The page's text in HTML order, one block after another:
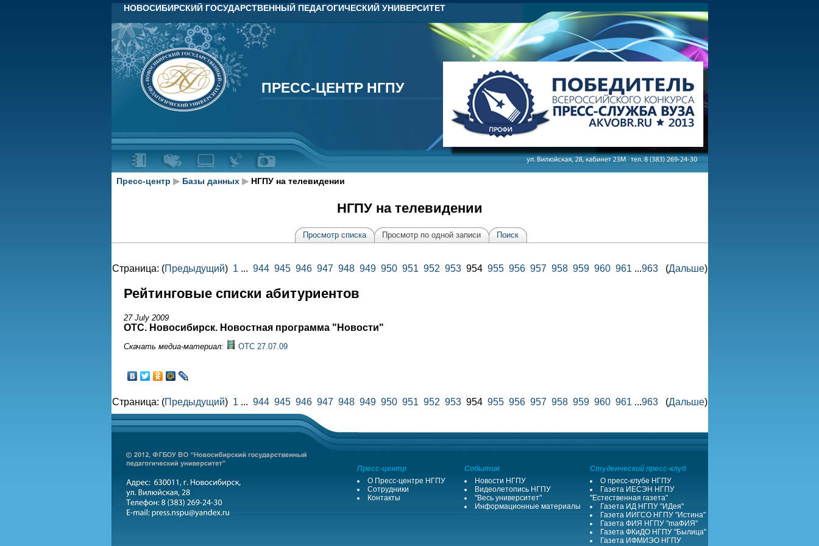
НОВОСИБИРСКИЙ ГОСУДАРСТВЕННЫЙ ПЕДАГОГИЧЕСКИЙ УНИВЕРСИТЕТ
ПРЕСС-ЦЕНТР НГПУ
ПРЕСС-ЦЕНТР НГПУ
Пресс-центр ▶ Базы данных ▶НГПУ на телевидении
НГПУ на телевидении
Просмотр списка Просмотр по одной записи Поиск
Страница: (Предыдущий) 1... 944 945 946 947 948 949 950 951 952 953954 955 956 957 958 959 960 961...963(Дальше)
Рейтинговые списки абитуриентов
27 July 2009
ОТС. Новосибирск. Новостная программа "Новости"
Скачать медиа-материал: ОТС 27.07.09
Страница: (Предыдущий) 1 ... 944 945 946 947 948 949 950 951 952 953954 955 956 957 958 959 960 961 ...963(Дальше)
Пресс-центр События
Студенческий пресс-клуб
О Пресс-центре НГПУ
Сотрудники
Контакты
Новости НГПУ
Видеолетопись НГПУ
"Весь университет"
Информационные материалы
О пресс-клубе НГПУ
Газета ИЕСЭН НГПУ
"Естественная газета"
Газета ИД НГПУ "ИДея"
Газета ИИГСО НГПУ "Истина"
Газета ФИЯ НГПУ "maФИЯ"
Газета ФКиДО НГПУ "Былица"
Газета ИФМИЭО НГПУ